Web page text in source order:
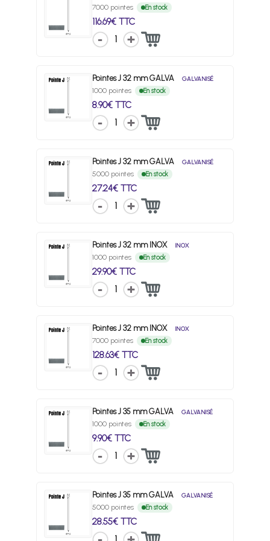
7000 pointes En stock
116.69€ TTC
1
Pointes J 32 mm GALVA GALVANISÉ
1000 pointes En stock
8.90€ TTC
1
Pointes J 32 mm GALVA GALVANISÉ
5000 pointes En stock
27.24€ TTC
1
Pointes J 32 mm INOX INOX
1000 pointes En stock
29.90€ TTC
1
Pointes J 32 mm INOX INOX
7000 pointes En stock
128.63€ TTC
1
Pointes J 35 mm GALVA GALVANISÉ
1000 pointes En stock
9.90€ TTC
1
Pointes J 35 mm GALVA GALVANISÉ
5000 pointes En stock
28.55€ TTC